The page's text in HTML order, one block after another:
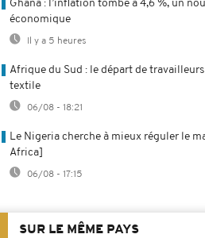
Ghana : l’inflation tombe à 4,6 %, un
économique
Il y a 5 heures
Afrique du Sud : le départ de
textile
06/08 - 18:21
Le Nigeria cherche à mieux réguler le
Africa]
06/08 - 17:15
SUR LE MÊME PAYS